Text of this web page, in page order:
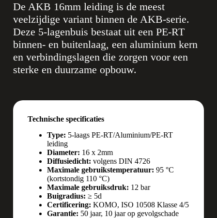
De AKB 16mm leiding is de meest
veelzijdige variant binnen de AKB-serie.
Deze 5-lagenbuis bestaat uit een PE-RT
binnen- en buitenlaag, een aluminium kern
en verbindingslagen die zorgen voor een
sterke en duurzame opbouw.
Technische specificaties
Type: 5-laags PE-RT/Aluminium/PE-RT
leiding
Diameter: 16 x 2mm
Diffusiedicht: volgens DIN 4726
Maximale gebruikstemperatuur: 95 °C
(kortstondig 110 °C)
Maximale gebruiksdruk: 12 bar
Buigradius: ≥ 5d
Certificering: KOMO, ISO 10508 Klasse 4/5
Garantie: 50 jaar, 10 jaar op gevolgschade